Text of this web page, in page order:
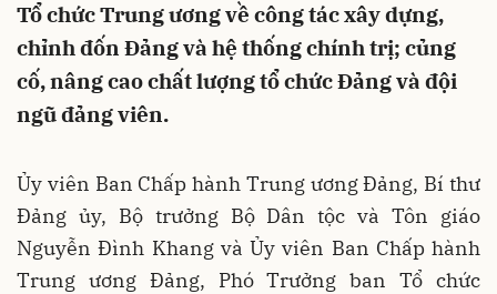
Tổ chức Trung ương về công tác xây dựng,
chỉnh đốn Đảng và hệ thống chính trị; củng
cố, nâng cao chất lượng tổ chức Đảng và đội
ngũ đảng viên.
Ủy viên Ban Chấp hành Trung ương Đảng, Bí thư
Đảng ủy, Bộ trưởng Bộ Dân tộc và Tôn giáo
Nguyễn Đình Khang và Ủy viên Ban Chấp hành
Trung ương Đảng, Phó Trưởng ban Tổ chức